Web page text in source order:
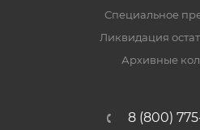
Специальное
Ликвидация
Архивные
8 (800)